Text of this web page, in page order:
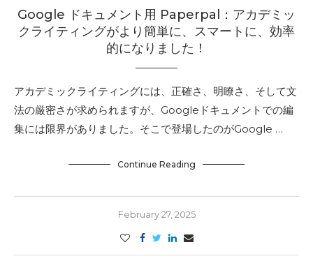
Google ドキュメント用 Paperpal：アカデミッ
クライティングがより簡単に、スマートに、効率
的になりました！
アカデミックライティングには、正確さ、明瞭さ、そして文
法の厳密さが求められますが、Googleドキュメントでの編
集には限界がありました。そこで登場したのがGoogle …
Continue Reading
February 27, 2025